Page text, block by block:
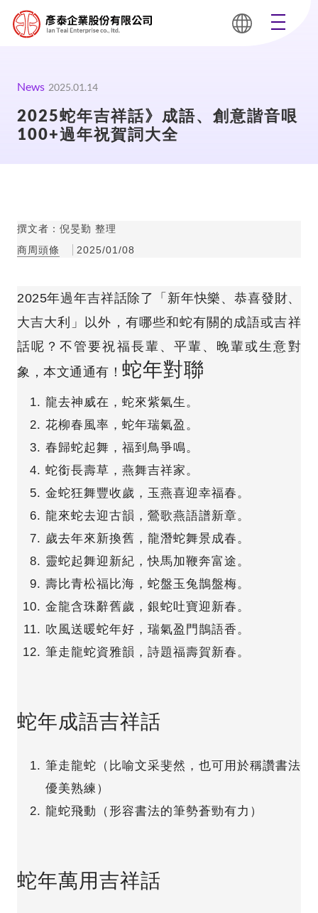
News 2025.01.14
2025蛇年吉祥話》成語、創意諧音哏
100+過年祝賀詞大全
撰文者：倪旻勤 整理
商周頭條
2025/01/08
2025年過年吉祥話除了「新年快樂、恭喜發財、
大吉大利」以外，有哪些和蛇有關的成語或吉祥
話呢？不管要祝福長輩、平輩、晚輩或生意對
象，本文通通有！ 蛇年對聯
龍去神威在，蛇來紫氣生。
花柳春風率，蛇年瑞氣盈。
春歸蛇起舞，福到鳥爭鳴。
蛇銜長壽草，燕舞吉祥家。
金蛇狂舞豐收歲，玉燕喜迎幸福春。
龍來蛇去迎古韻，鶯歌燕語譜新章。
歲去年來新換舊，龍潛蛇舞景成春。
靈蛇起舞迎新紀，快馬加鞭奔富途。
壽比青松福比海，蛇盤玉兔鵲盤梅。
金龍含珠辭舊歲，銀蛇吐寶迎新春。
吹風送暖蛇年好，瑞氣盈門鵲語香。
筆走龍蛇資雅韻，詩題福壽賀新春。
蛇年成語吉祥話
筆走龍蛇（比喻文采斐然，也可用於稱讚書法
優美熟練）
龍蛇飛動（形容書法的筆勢蒼勁有力）
蛇年萬用吉祥話